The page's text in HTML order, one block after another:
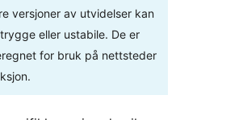
versjoner av utvidelser kan
eller ustabile. De er
for bruk på nettsteder